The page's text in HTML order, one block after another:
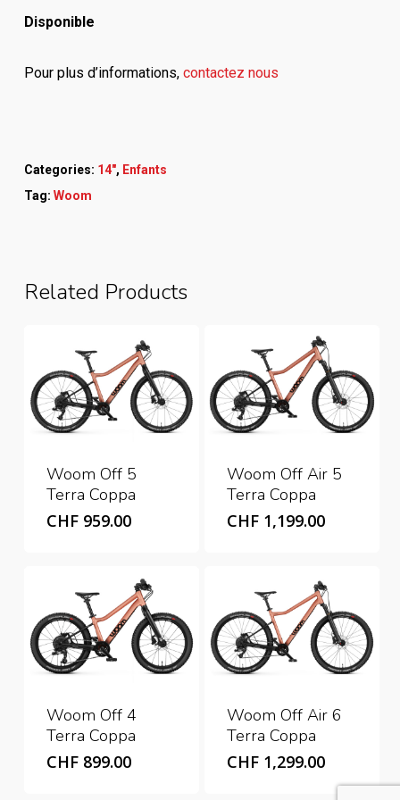
Disponible
Pour plus d’informations, contactez nous
Categories: 14", Enfants
Tag: Woom
Related Products
Woom Off 5
Terra Coppa
CHF959.00
Woom Off Air 5
Terra Coppa
CHF1,199.00
Woom Off 4
Terra Coppa
CHF899.00
Woom Off Air 6
Terra Coppa
CHF1,299.00